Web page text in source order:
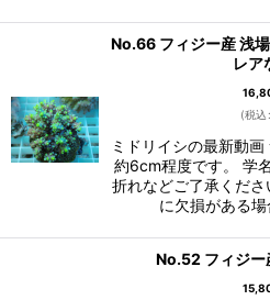
No.66 フィジー産 浅
レア
(税込 :
ミドリイシの最新動
約6cm程度です。 学
折れなどご了承くだ
に欠損がある
No.52 フィジー